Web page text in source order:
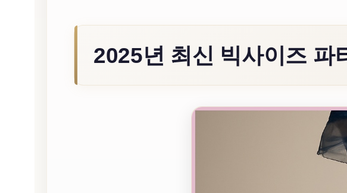
2025년 최신 빅사이즈 파